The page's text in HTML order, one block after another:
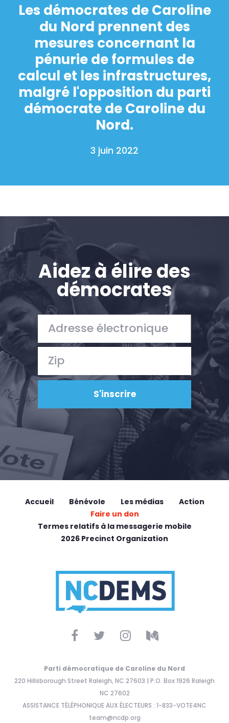
Les démocrates de Caroline
du Nord prennent des
mesures concernant la
pénurie de formules de
calcul et les infrastructures,
malgré l'opposition du parti
démocrate de Caroline du
Nord.
3 juin 2022
Aidez à élire des
démocrates
Accueil Bénévole Les médias
Action
Faire un don
Termes relatifs à la messagerie mobile
2026 Precinct Organization
Parti démocratique de Caroline du Nord
220 Hillsborough Street Raleigh, NC 27603 | P.O. Box 1926 Raleigh
NC 27602
ASSISTANCE TÉLÉPHONIQUE AUX ÉLECTEURS : 1-833-VOTE4NC
team@ncdp.org